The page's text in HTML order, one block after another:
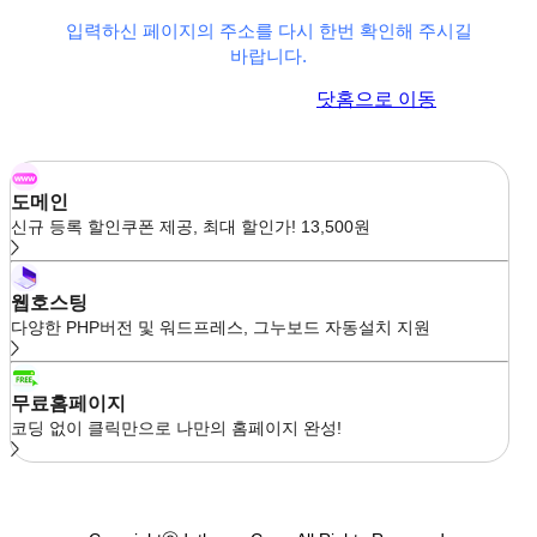
입력하신 페이지의 주소를 다시 한번 확인해 주시길
바랍니다.
닷홈으로 이동
도메인
신규 등록 할인쿠폰 제공, 최대 할인가! 13,500원
웹호스팅
다양한 PHP버전 및 워드프레스, 그누보드 자동설치 지원
무료홈페이지
코딩 없이 클릭만으로 나만의 홈페이지 완성!